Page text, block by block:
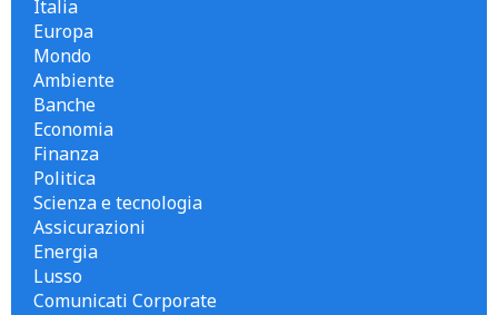
Italia
Europa
Mondo
Ambiente
Banche
Economia
Finanza
Politica
Scienza e tecnologia
Assicurazioni
Energia
Lusso
Comunicati Corporate